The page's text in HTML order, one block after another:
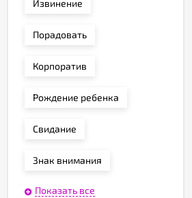
Извинение
Порадовать
Корпоратив
Рождение ребенка
Свидание
Знак внимания
Показать все